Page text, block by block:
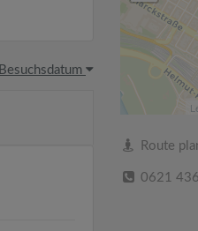
Besuchsdatum
Route
0621